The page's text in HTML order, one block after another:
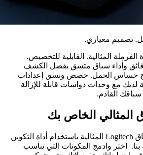
تصميم معياري.
المثالية. القابلية للتخصيص.
فائق وأداء سباق متسق بفضل الكشف
حساس الحمل. خصص ونسق إعدادات
لديك مع وحدات دواسات قابلة للإزالة
القادم.
المثالي الخاص بك
قم بتصميم إعدادات سباق Logitech المثالية باستخدام أداة التكوين
اختر وادمج المكونات التي تناسب